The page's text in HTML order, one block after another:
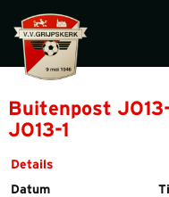
Buitenpost
JO13-1
Details
Datum